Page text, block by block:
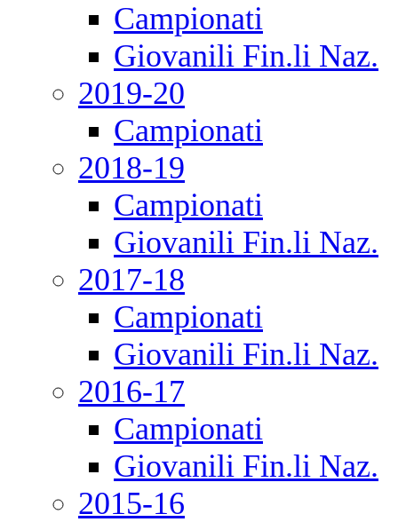
Campionati
Giovanili Fin.li Naz.
2019-20
Campionati
2018-19
Campionati
Giovanili Fin.li Naz.
2017-18
Campionati
Giovanili Fin.li Naz.
2016-17
Campionati
Giovanili Fin.li Naz.
2015-16